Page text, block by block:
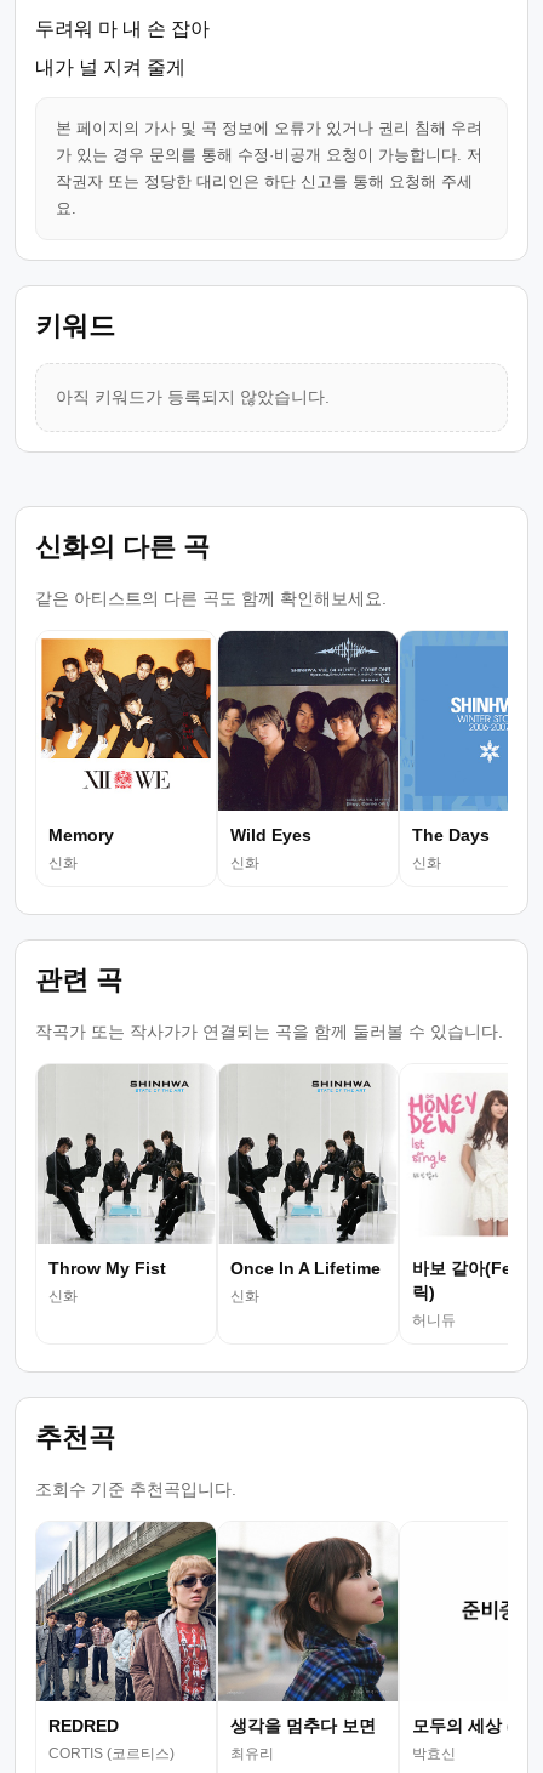
두려워 마 내 손 잡아
내가 널 지켜 줄게
본 페이지의 가사 및 곡 정보에 오류가 있거나 권리 침해 우려
가 있는 경우 문의를 통해 수정·비공개 요청이 가능합니다. 저
작권자 또는 정당한 대리인은 하단 신고를 통해 요청해 주세
요.
키워드
아직 키워드가 등록되지 않았습니다.
신화의 다른 곡
같은 아티스트의 다른 곡도 함께 확인해보세요.
Memory
신화
Wild Eyes
신화
The Days
신화
관련 곡
작곡가 또는 작사가가 연결되는 곡을 함께 둘러볼 수 있습니다.
Throw My Fist
신화
Once In A Lifetime
신화
바보 같아(Feat.
릭)
허니듀
추천곡
조회수 기준 추천곡입니다.
REDRED
CORTIS (코르티스)
생각을 멈추다 보면
최유리
모두의 세상 (뮤
박효신